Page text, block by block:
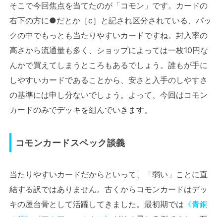
そこで今回焦点を当てたのが「コモン」です。カードの
右下の方に●だとか［c］と記され区分されている、パッ
クの中でもっとも当たりやすいカードですね。封入率の
高さから流通量も多く、ショップによっては一枚10円な
んかで買えてしまうところもあるでしょう。誰もが手に
しやすいカードであることから、安さと入手のしやすさ
の基準には申し分ないでしょう。よって、今回はコモン
カードのみでデッキを組んでいきます。
コモンカードスペック談義
当たりやすいカードだからといって、「弱い」ことに直
結する訳ではありません。古くからコモンカードはデッ
キの屋台骨として活躍してきました。最初期では 《青銅